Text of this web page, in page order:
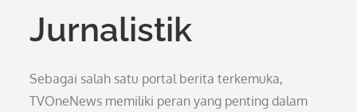
Jurnalistik
Sebagai salah satu portal berita terkemuka,
TVOneNews memiliki peran yang penting dalam